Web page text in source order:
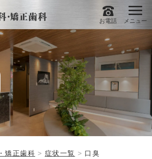
お電話 メニュー
矯正歯科 症状一覧 口臭